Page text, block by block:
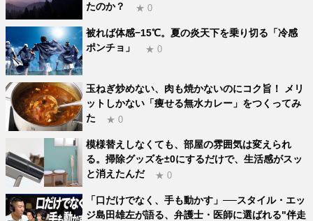
たのか？
★ 0
被れば体感−15℃。夏の炎天下を乗り切る「冷感
ポンチョ」
★ 0
玉ねぎ炒めない、肉も焼かないのにコク旨！ メリ
ットしかない「痩せる無水カレー」をつくってみ
た
★ 0
模様替えしなくても、部屋の雰囲気は変えられ
る。掃除グッズを±0にするだけで、生活感がスッ
と消えたんだ
★ 0
「口だけでなく、手も動かす」──スタイル・エッ
ジ島田雄左が語る、弁護士・医師に選ばれる"伴走